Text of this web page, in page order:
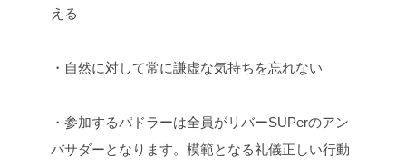
える
・自然に対して常に謙虚な気持ちを忘れない
・参加するパドラーは全員がリバーSUPerのアン
バサダーとなります。模範となる礼儀正しい行動